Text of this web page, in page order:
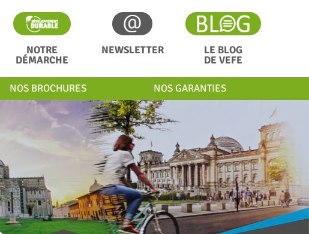
NOTRE
DÉMARCHE
NEWSLETTER
LE BLOG
DE VEFE
NOS BROCHURES NOS GARANTIES